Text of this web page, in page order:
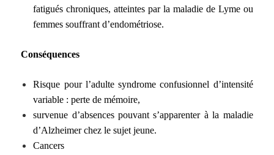
fatigués chroniques, atteintes par la maladie de Lyme ou
femmes souffrant d’endométriose.
Conséquences
Risque pour l’adulte syndrome confusionnel d’intensité
variable : perte de mémoire,
survenue d’absences pouvant s’apparenter à la maladie
d’Alzheimer chez le sujet jeune.
Cancers